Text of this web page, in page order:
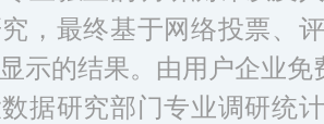
，最终基于网络投票、
示的结果。由用户企业
据研究部门专业调研统